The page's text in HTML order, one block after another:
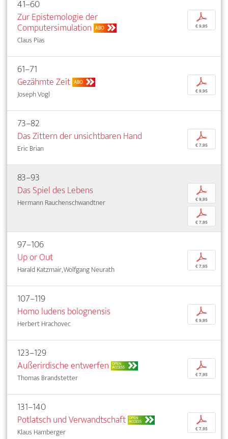
41–60
Zur Epistemologie der
Computersimulation ABO
Claus Pias
p
€ 9,95
61–71
Gezähmte Zeit ABO
Joseph Vogl
p
€ 9,95
73–82
Das Zittern der unsichtbaren Hand
Eric Brian
p
€ 7,95
83–93
Das Spiel des Lebens
Hermann Rauchenschwandtner
p
€ 9,95
p
€ 7,95
97–106
Up or Out
Harald Katzmair, Wolfgang Neurath
p
€ 7,95
107–119
Homo ludens bolognensis
Herbert Hrachovec
p
€ 9,95
123–129
Außerirdische entwerfen OPEN
ACCESS
Thomas Brandstetter
p
€ 7,95
131–140
Potlatsch und Verwandtschaft OPEN
ACCESS
Klaus Hamberger
p
€ 7,95